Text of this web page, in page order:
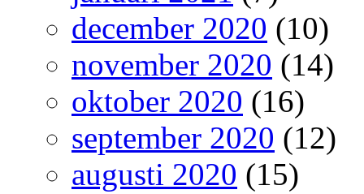
december 2020 (10)
november 2020 (14)
oktober 2020 (16)
september 2020 (12)
augusti 2020 (15)